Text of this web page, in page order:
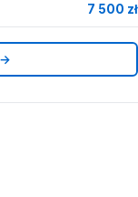
7 500 zł